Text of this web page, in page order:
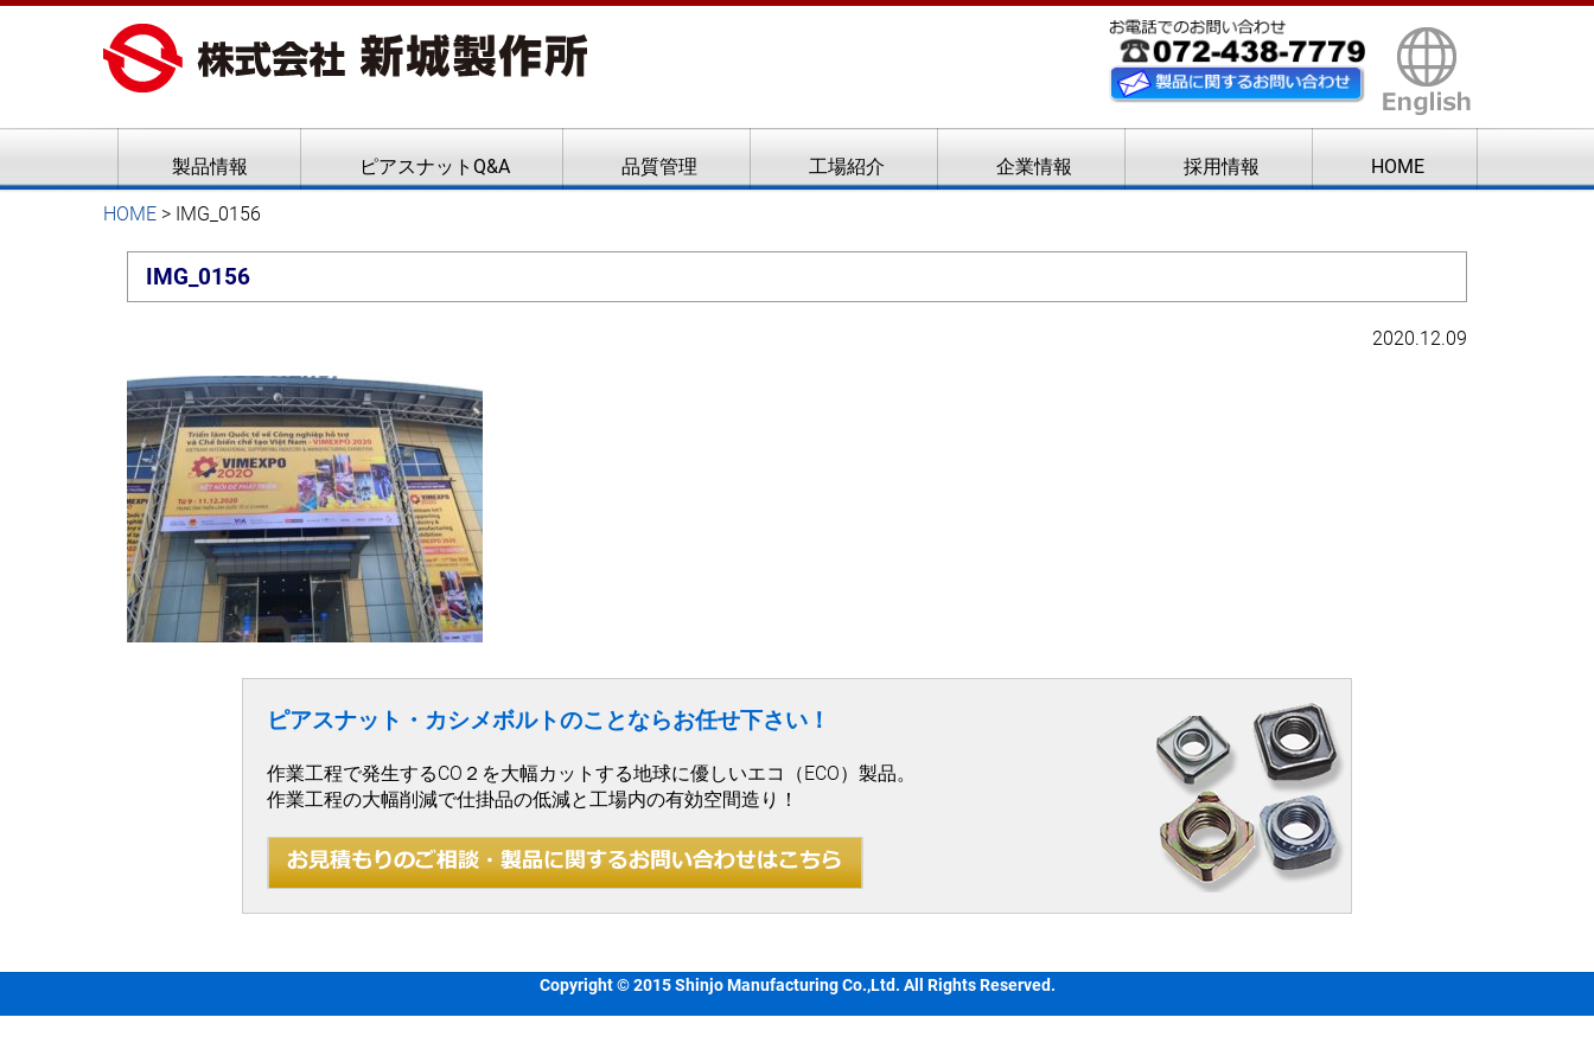
ピアスナット、クリンチボルト、フローフォーム
新城製作所
製品情報 ピアスナットQ&A 品質管理 工場紹介 企業情報 採用情報 HOME
HOME > IMG_0156
IMG_0156
2020.12.09
ピアスナット・カシメボルトのことならお任せ下さい！
作業工程で発生するCO２を大幅カットする地球に優しいエコ（ECO）製品。
作業工程の大幅削減で仕掛品の低減と工場内の有効空間造り！
Copyright © 2015 Shinjo Manufacturing Co.,Ltd. All Rights Reserved.